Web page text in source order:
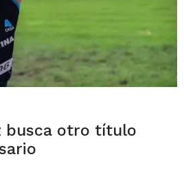
busca otro título